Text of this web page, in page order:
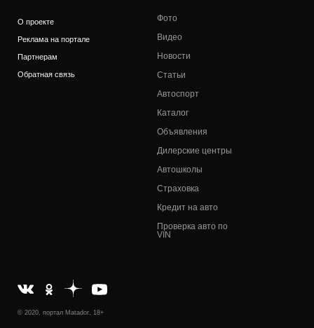
О проекте
Реклама на портале
Партнерам
Обратная связь
Фото
Видео
Новости
Статьи
Автоспорт
Каталог
Объявления
Дилерские центры
Автошколы
Страховка
Кредит на авто
Проверка авто по
VIN
© 2020, портал Matador, 18+